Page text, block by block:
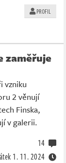
PROFIL
zaměřuje
vzniku
2 věnují
Finska,
v galerii.
1. 11. 2024
14